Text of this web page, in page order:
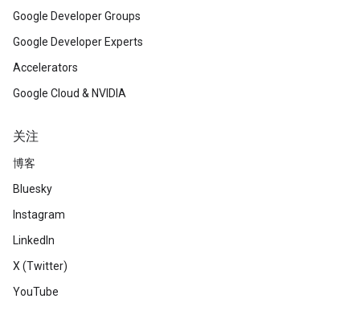
Google Developer Groups
Google Developer Experts
Accelerators
Google Cloud & NVIDIA
关注
博客
Bluesky
Instagram
LinkedIn
X (Twitter)
YouTube